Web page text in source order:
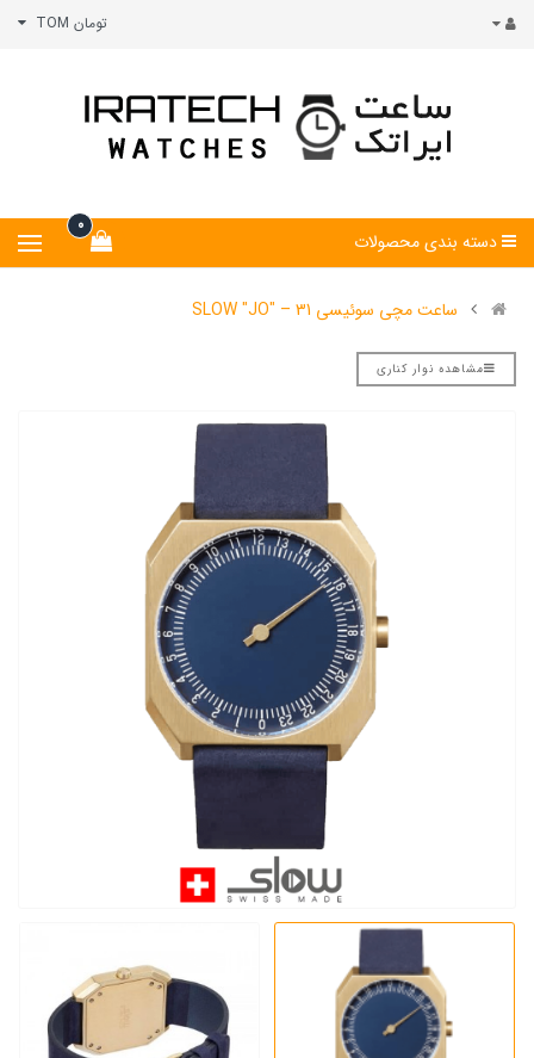
تومان TOM
0
دسته بندی محصولات
ساعت مچی سوئیسی SLOW "JO" – 31
مشاهده نوار کناری